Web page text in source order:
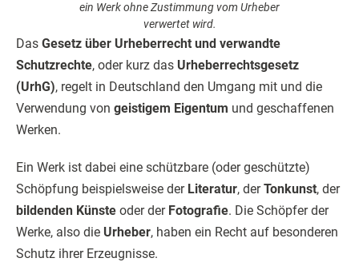
ein Werk ohne Zustimmung vom Urheber
verwertet wird.
Das Gesetz über Urheberrecht und verwandte
Schutzrechte, oder kurz das Urheberrechtsgesetz
(UrhG), regelt in Deutschland den Umgang mit und die
Verwendung von geistigem Eigentum und geschaffenen
Werken.
Ein Werk ist dabei eine schützbare (oder geschützte)
Schöpfung beispielsweise der Literatur, derTonkunst, der
bildenden Künste oder der Fotografie. Die Schöpfer der
Werke, also die Urheber, haben ein Recht auf besonderen
Schutz ihrer Erzeugnisse.